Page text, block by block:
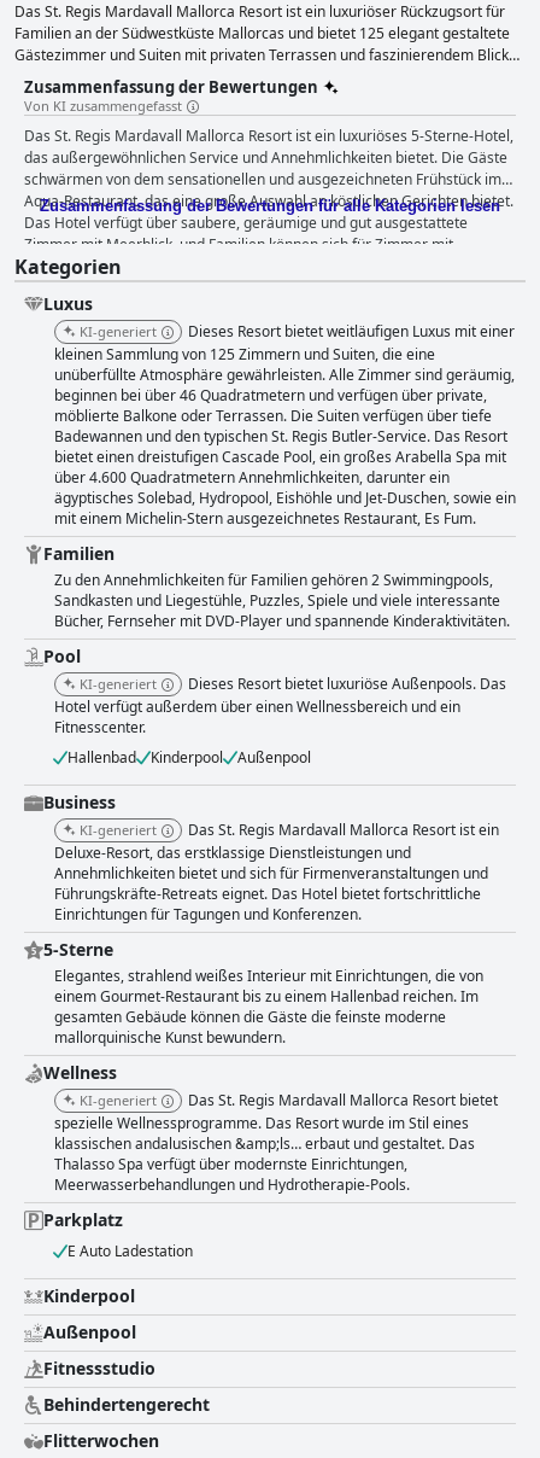
Das St. Regis Mardavall Mallorca Resort ist ein luxuriöser Rückzugsort für
Familien an der Südwestküste Mallorcas und bietet 125 elegant gestaltete
Gästezimmer und Suiten mit privaten Terrassen und faszinierendem Blick
aufs Mittelmeer. Das Resort verfügt über das mit einem Michelin-Stern
ausgezeichnete Restaurant Es Fum, die moderne St. Regis Bar und einen
raffinierten, kaskadenförmigen Swimmingpool, in dem die Gäste
entspannen können. Mit Zimmern, die von der natürlichen Schönheit der
Insel inspiriert sind, und einem herzlichen Willkommen für Haustiere bietet
das St. Regis Mardavall ein außergewöhnliches Erlebnis für alle Gäste, die
Entspannung, gutes Essen und unvergessliche Erinnerungen suchen.
Zusammenfassung der Bewertungen
Von KI zusammengefasst
Das St. Regis Mardavall Mallorca Resort ist ein luxuriöses 5-Sterne-Hotel,
das außergewöhnlichen Service und Annehmlichkeiten bietet. Die Gäste
schwärmen von dem sensationellen und ausgezeichneten Frühstück im
Aqua-Restaurant, das eine große Auswahl an köstlichen Gerichten bietet.
Das Hotel verfügt über saubere, geräumige und gut ausgestattete
Zimmer mit Meerblick, und Familien können sich für Zimmer mit
Verbindungstür entscheiden, um den Komfort zu erhöhen. Das Personal
ist außergewöhnlich, aufmerksam und mehr als höflich und schafft eine
warme und gastfreundliche Umgebung für die Gäste. Das Hotel ist ein
Paradies für alle, die es lieben, am Pool zu faulenzen, denn es verfügt
über einen schönen Pool mit Blick auf das Meer und viel Platz am
Beckenrand. Das Hotel ist ideal für Familienurlaube mit vielen
Einrichtungen und Zimmern mit Verbindungstür für Familien mit bis zu 5
Mitgliedern. Das Hotel ist seinen Preis wert, und die Gäste haben nichts
als Lob für den außergewöhnlichen Service übrig. Es gibt zwar ein paar
negative Kommentare, aber das sind Kleinigkeiten, die den
Gesamteindruck nicht trüben. Insgesamt ist das St. Regis Mardavall
Mallorca Resort ein wunderschönes Hotel, das sich sowohl für Familien
als auch für Paare eignet.
Zusammenfassung der Bewertungen für alle Kategorien lesen
Kategorien
Luxus
KI-generiert
Dieses Resort bietet weitläufigen Luxus mit einer
kleinen Sammlung von 125 Zimmern und Suiten, die eine
unüberfüllte Atmosphäre gewährleisten. Alle Zimmer sind geräumig,
beginnen bei über 46 Quadratmetern und verfügen über private,
möblierte Balkone oder Terrassen. Die Suiten verfügen über tiefe
Badewannen und den typischen St. Regis Butler-Service. Das Resort
bietet einen dreistufigen Cascade Pool, ein großes Arabella Spa mit
über 4.600 Quadratmetern Annehmlichkeiten, darunter ein
ägyptisches Solebad, Hydropool, Eishöhle und Jet-Duschen, sowie ein
mit einem Michelin-Stern ausgezeichnetes Restaurant, Es Fum.
Familien
Zu den Annehmlichkeiten für Familien gehören 2 Swimmingpools,
Sandkasten und Liegestühle, Puzzles, Spiele und viele interessante
Bücher, Fernseher mit DVD-Player und spannende Kinderaktivitäten.
Pool
KI-generiert
Dieses Resort bietet luxuriöse Außenpools. Das
Hotel verfügt außerdem über einen Wellnessbereich und ein
Fitnesscenter.
Hallenbad
Kinderpool Außenpool
Business
KI-generiert
Das St. Regis Mardavall Mallorca Resort ist ein
Deluxe-Resort, das erstklassige Dienstleistungen und
Annehmlichkeiten bietet und sich für Firmenveranstaltungen und
Führungskräfte-Retreats eignet. Das Hotel bietet fortschrittliche
Einrichtungen für Tagungen und Konferenzen.
5-Sterne
Elegantes, strahlend weißes Interieur mit Einrichtungen, die von
einem Gourmet-Restaurant bis zu einem Hallenbad reichen. Im
gesamten Gebäude können die Gäste die feinste moderne
mallorquinische Kunst bewundern.
Wellness
KI-generiert
Das St. Regis Mardavall Mallorca Resort bietet
spezielle Wellnessprogramme. Das Resort wurde im Stil eines
klassischen andalusischen &amp;ls… erbaut und gestaltet. Das
Thalasso Spa verfügt über modernste Einrichtungen,
Meerwasserbehandlungen und Hydrotherapie-Pools.
Parkplatz
E Auto Ladestation
Kinderpool
Außenpool
Fitnessstudio
Behindertengerecht
Flitterwochen